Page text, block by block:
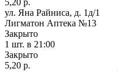
ул. Яна Райниса, д. 1д/1
Лигматон Аптека №13
Закрыто
1 шт. в 21:00
Закрыто
5,20 р.